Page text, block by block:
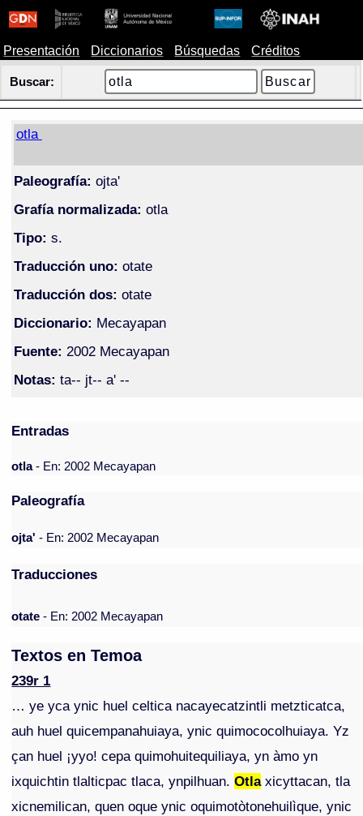
Presentación Diccionarios Búsquedas Créditos
Buscar:
otla
Paleografía: ojta'
Grafía normalizada: otla
Tipo: s.
Traducción uno: otate
Traducción dos: otate
Diccionario: Mecayapan
Fuente: 2002 Mecayapan
Notas: ta-- jt-- a' --
Entradas
otla- En: 2002 Mecayapan
Paleografía
ojta' - En: 2002 Mecayapan
Traducciones
otate - En: 2002 Mecayapan
Textos en Temoa
239r 1
… ye yca ynic huel celtica nacayecatzintli metzticatca,
auh huel quicempanahuiaya, ynic quimococolhuiaya. Yz
çan huel ¡yyo! cepa quimohuitequiliaya, yn àmo yn
ixquichtin tlalticpac tlaca, ynpilhuan.Otlaxicyttacan, tla
xicnemilican, quen oque ynic oquimotòtonehuilìque, ynic